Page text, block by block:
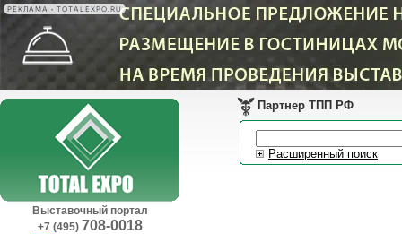
РЕКЛАМА • TOTALEXPO.RU
Выставочный портал
+7 (495) 708-0018
Партнер ТПП РФ
Расширенный поиск